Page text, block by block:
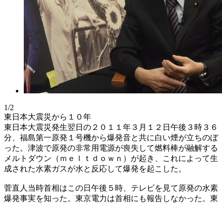
1/2
東日本大震災から１０年
東日本大震災発生翌日の２０１１年３月１２日午後３時３６
分、福島第一原発１号機から爆発音と共に白い煙が立ちのぼ
った。津波で原発の非常用電源が喪失して燃料棒が融解する
メルトダウン（ｍｅｌｔｄｏｗｎ）が起き、これによって生
成された水素ガスが水と反応して爆発を起こした。
菅直人当時首相はこの日午後５時、テレビを見て原発の水素
爆発事実を知った。東京電力は首相にも報告しなかった。東